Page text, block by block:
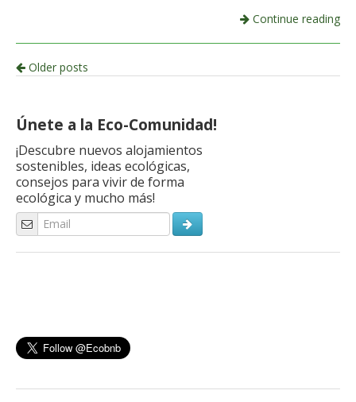
Continue reading
Post
Older posts
Únete a la Eco-Comunidad!
¡Descubre nuevos alojamientos
sostenibles, ideas ecológicas,
consejos para vivir de forma
ecológica y mucho más!